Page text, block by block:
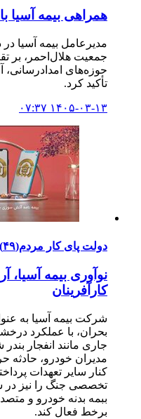
همراهی بیمه آسیا
مدیرعامل بیمه آسیا در
جمعیت هلال‌احمر، بر
حوزه‌های
تأکید کرد.
۱۴۰۵-۰۳-۱۳ ۰۷:۳۷
دولت پای کار مردم(۴۹)؛
نوآوری بیمه آسیا،
کارآفرینان
شرکت بیمه آسیا به
بحران، با عملکرد
جاری مانند انفجار
کنار سایر تعهدات
تخصصی جنگ را نیز در
ببمه بدنه خودرو و
برخط فعال کند.